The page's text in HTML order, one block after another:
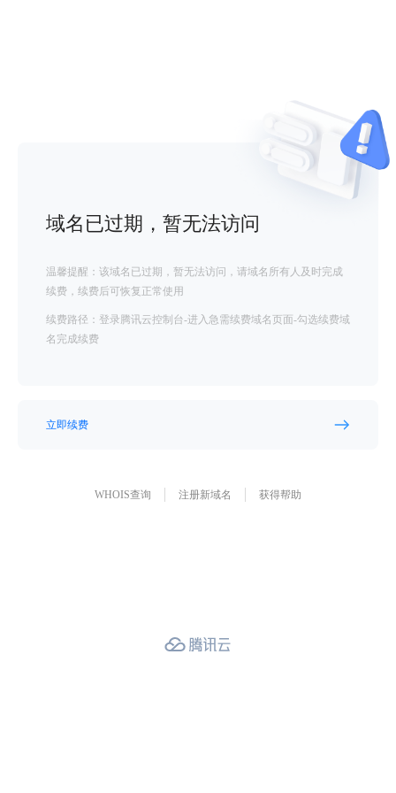
域名已过期，暂无法访问
温馨提醒：该域名已过期，暂无法访问，请域名所有人及时完成
续费，续费后可恢复正常使用
续费路径：登录腾讯云控制台-进入急需续费域名页面-勾选续费域
名完成续费
立即续费
WHOIS查询 注册新域名 获得帮助